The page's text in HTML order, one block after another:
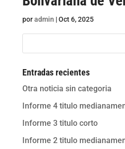
poradmin |Oct 6, 2025
Entradas recientes
Otra noticia sin categoria
Informe 4 titulo
Informe 3 titulo corto
Informe 2 titulo